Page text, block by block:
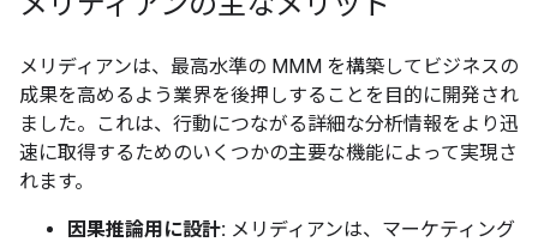
メリディアンは、最高水準の MMM を構築してビジネスの
成果を高めるよう業界を後押しすることを目的に開発され
ました。これは、行動につながる詳細な分析情報をより迅
速に取得するためのいくつかの主要な機能によって実現さ
れます。
因果推論用に設計: メリディアンは、マーケティング